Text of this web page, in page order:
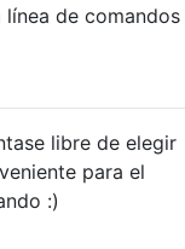
línea de comandos
libre de elegir
para el
:)